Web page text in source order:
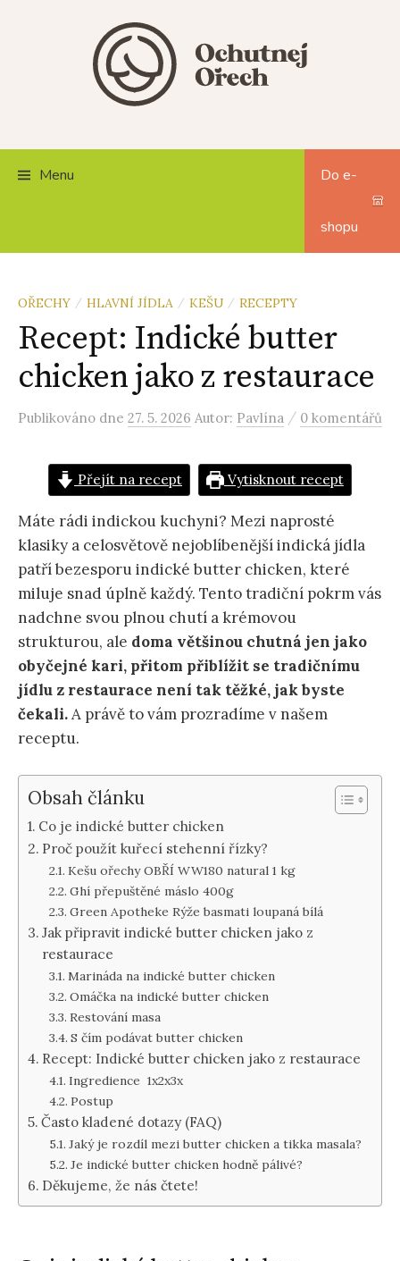
Menu Do e-
shopu
OŘECHY / HLAVNÍ JÍDLA / KEŠU / RECEPTY
Recept: Indické butter
chicken jako z restaurace
Publikováno dne 27. 5. 2026 Autor: Pavlína / 0 komentářů
Přejít na recept Vytisknout recept
Máte rádi indickou kuchyni? Mezi naprosté
klasiky a celosvětově nejoblíbenější indická jídla
patří bezesporu indické butter chicken, které
miluje snad úplně každý. Tento tradiční pokrm vás
nadchne svou plnou chutí a krémovou
strukturou, ale doma většinou chutná jen jako
obyčejné kari, přitom přiblížit se tradičnímu
jídlu z restaurace není tak těžké, jak byste
čekali.A právě to vám prozradíme v našem
receptu.
Obsah článku
Co je indické butter chicken
Proč použít kuřecí stehenní řízky?
Kešu ořechy OBŘÍ WW180 natural 1 kg
Ghí přepuštěné máslo 400g
Green Apotheke Rýže basmati loupaná bílá
Jak připravit indické butter chicken jako z
restaurace
Marináda na indické butter chicken
Omáčka na indické butter chicken
Restování masa
S čím podávat butter chicken
Recept: Indické butter chicken jako z restaurace
Ingredience 1x2x3x
Postup
Často kladené dotazy (FAQ)
Jaký je rozdíl mezi butter chicken a tikka masala?
Je indické butter chicken hodně pálivé?
Děkujeme, že nás čtete!